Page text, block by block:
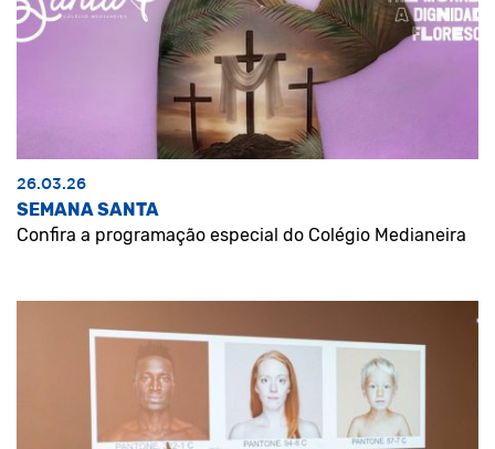
26.03.26
SEMANA SANTA
Confira a programação especial do Colégio Medianeira